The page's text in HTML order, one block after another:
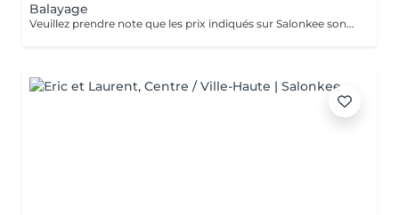
Balayage
Veuillez prendre note que les prix indiqués sur Salonkee sont communiqués à titre informatif et s'entendent de base. Ces derniers sont susceptibles de varier selon le diagnostic réalisé à votre arrivée au salon et l'expertise du professionnel à qui vous confiez votre beauté. Dans tous les cas, un devis précis vous sera proposé et toutes réalisations de prestations seront effectuées avec votre accord. Un grand merci d'avance pour votre compréhension. Au plaisir de vous recevoir très vite.